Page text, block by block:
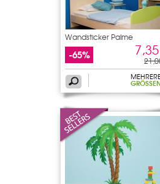
Wandsticker Palme
-65%
GRÖSSEN